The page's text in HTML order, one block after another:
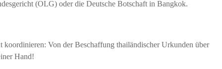
(OLG) oder die Deutsche Botschaft in Bangkok.
Von der Beschaffung thailändischer Urkunden über
Hand!